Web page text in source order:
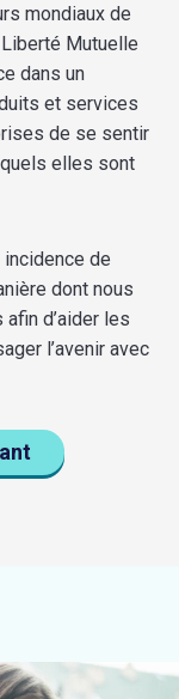
mondiaux de
Mutuelle
dans un
et services
de se sentir
elles sont
de
dont nous
d’aider les
l’avenir avec